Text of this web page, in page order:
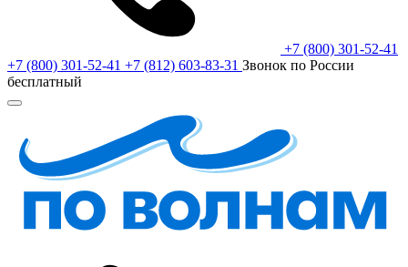
+7 (800) 301-52-41
+7 (800) 301-52-41 +7 (812) 603-83-31 Звонок по России
бесплатный